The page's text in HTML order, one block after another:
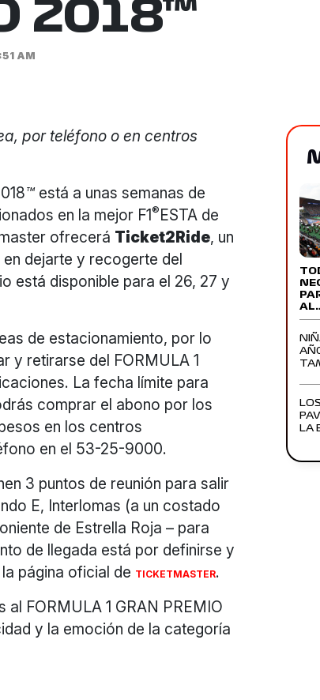
2018™
AM
por teléfono o en centros
™está a unas semanas de
en la mejor F1®ESTA de
ofrecerá Ticket2Ride, un
dejarte y recogerte del
está disponible para el 26, 27 y
de estacionamiento, por lo
y retirarse del FORMULA 1
La fecha límite para
comprar el abono por los
en los centros
en el 53-25-9000.
3 puntos de reunión para salir
E, Interlomas (a un costado
de Estrella Roja – para
de llegada está por definirse y
página oficial de TICKETMASTER.
FORMULA 1 GRAN PREMIO
y la emoción de la categoría
LA